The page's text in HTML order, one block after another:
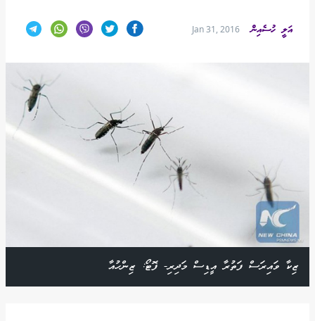
އަލީ ހުސެއިން Jan 31, 2016
ޒިކާ ވައިރަސް ފަތުރާ އީޑިސް މަދިރި- ފޮޓޯ: ޒިންހުއާ